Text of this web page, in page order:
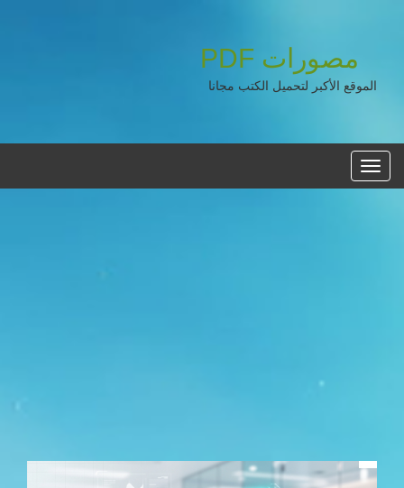
مصورات PDF
الموقع الأكبر لتحميل الكتب مجانا
القائمه
الرئيسية